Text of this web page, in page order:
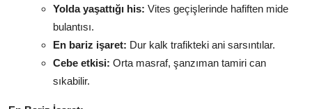
Yolda yaşattığı his: Vites geçişlerinde hafiften mide
bulantısı.
En bariz işaret: Dur kalk trafikteki ani sarsıntılar.
Cebe etkisi: Orta masraf, şanzıman tamiri can
sıkabilir.